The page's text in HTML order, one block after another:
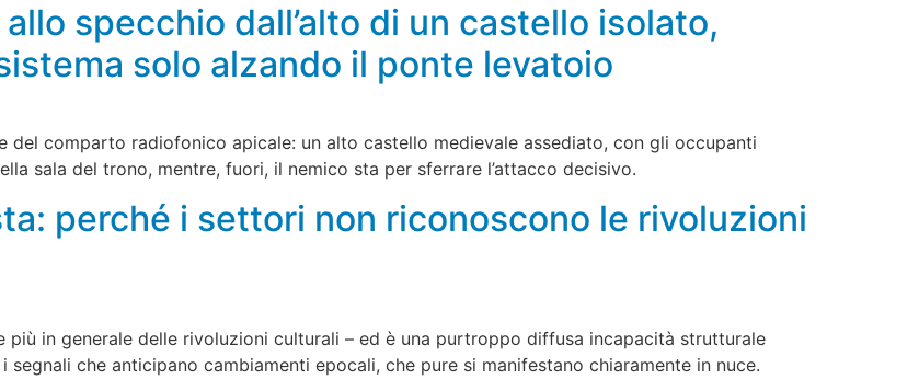
allo specchio dall’alto di un castello isolato,
solo alzando il ponte levatoio
del comparto radiofonico apicale: un alto castello medievale assediato, con gli occupanti
sala del trono, mentre, fuori, il nemico sta per sferrare l’attacco decisivo.
perché i settori non riconoscono le rivoluzioni
più in generale delle rivoluzioni culturali – ed è una purtroppo diffusa incapacità strutturale
che anticipano cambiamenti epocali, che pure si manifestano chiaramente in nuce.